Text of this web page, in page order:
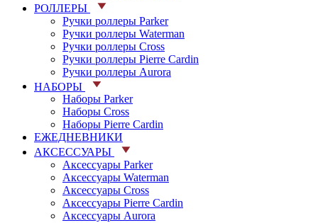
РОЛЛЕРЫ
Ручки роллеры Parker
Ручки роллеры Waterman
Ручки роллеры Cross
Ручки роллеры Pierre Cardin
Ручки роллеры Aurora
НАБОРЫ
Наборы Parker
Наборы Cross
Наборы Pierre Cardin
ЕЖЕДНЕВНИКИ
АКСЕССУАРЫ
Аксессуары Parker
Аксессуары Waterman
Аксессуары Cross
Аксессуары Pierre Cardin
Аксессуары Aurora